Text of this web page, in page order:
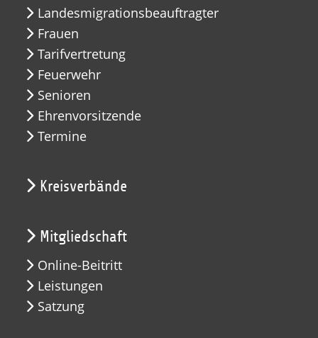
Landesmigrationsbeauftragter
Frauen
Tarifvertretung
Feuerwehr
Senioren
Ehrenvorsitzende
Termine
Kreisverbände
Mitgliedschaft
Online-Beitritt
Leistungen
Satzung